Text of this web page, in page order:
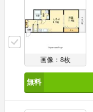
画像：8枚